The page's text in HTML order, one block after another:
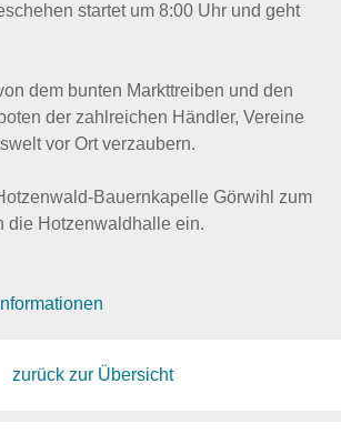
startet um 8:00 Uhr und geht
dem bunten Markttreiben und den
der zahlreichen Händler, Vereine
vor Ort verzaubern.
Bauernkapelle Görwihl zum
die Hotzenwaldhalle ein.
zurück zur Übersicht